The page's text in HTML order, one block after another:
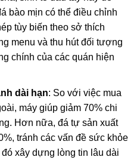
bào mịn có thể điều chỉnh
tùy biến theo sở thích
menu và thu hút đối tượng
chính của các quán hiện
dài hạn: So với việc mua
máy giúp giảm 70% chi
Hơn nữa, đá tự sản xuất
tránh các vấn đề sức khỏe
xây dựng lòng tin lâu dài